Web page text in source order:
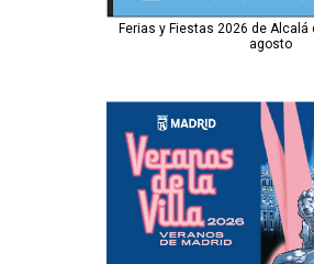
Ferias y Fiestas 2026 de Alcalá
agosto